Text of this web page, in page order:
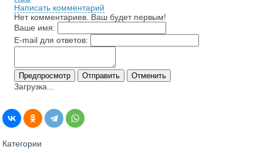
Написать комментарий
Нет комментариев. Ваш будет первым!
Ваше имя:
E-mail для ответов:
Загрузка...
Категории